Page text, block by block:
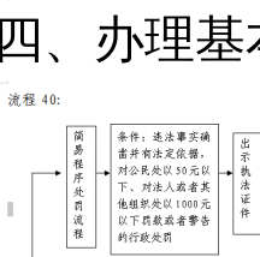
四、办理